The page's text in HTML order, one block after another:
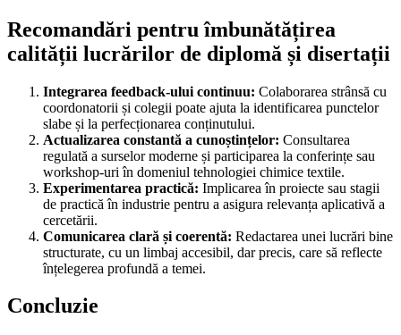
Recomandări pentru îmbunătățirea
calității lucrărilor de diplomă și disertații
Integrarea feedback-ului continuu: Colaborarea strânsă cu
coordonatorii și colegii poate ajuta la identificarea punctelor
slabe și la perfecționarea conținutului.
Actualizarea constantă a cunoștințelor: Consultarea
regulată a surselor moderne și participarea la conferințe sau
workshop-uri în domeniul tehnologiei chimice textile.
Experimentarea practică: Implicarea în proiecte sau stagii
de practică în industrie pentru a asigura relevanța aplicativă a
cercetării.
Comunicarea clară și coerentă: Redactarea unei lucrări bine
structurate, cu un limbaj accesibil, dar precis, care să reflecte
înțelegerea profundă a temei.
Concluzie